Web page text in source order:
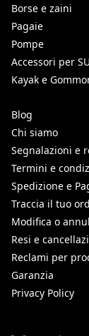
Borse e zaini
Pagaie
Pompe
Accessori per
Kayak e
Blog
Chi siamo
Segnalazioni e
Termini e
Spedizione e
Traccia il tuo
Modifica o
Resi e
Reclami per
Garanzia
Privacy Policy